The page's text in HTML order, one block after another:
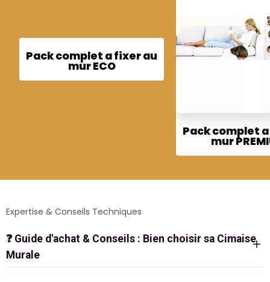
Pack complet a fixer au
mur ECO
Pack complet
mur
Expertise & Conseils Techniques
❓ Guide d'achat & Conseils : Bien choisir sa Cimaise
Murale